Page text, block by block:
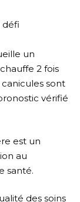
défi
un
2 fois
sont
vérifié
est un
au
santé.
des soins